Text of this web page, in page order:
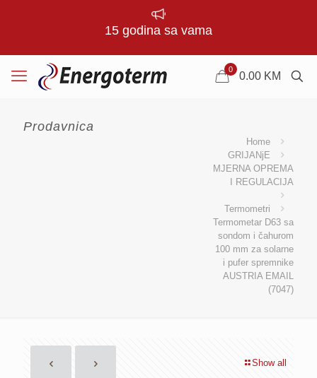
15 godina sa vama
0
0.00 KM
Prodavnica
Home
GRIJANjE
MJERNA OPREMA
I REGULACIJA
Termometri
Termometar D63 sa
sondom i čahurom
100 mm za solarne
i pufer spremnike
AUSTRIA EMAIL
(7047)
Show all